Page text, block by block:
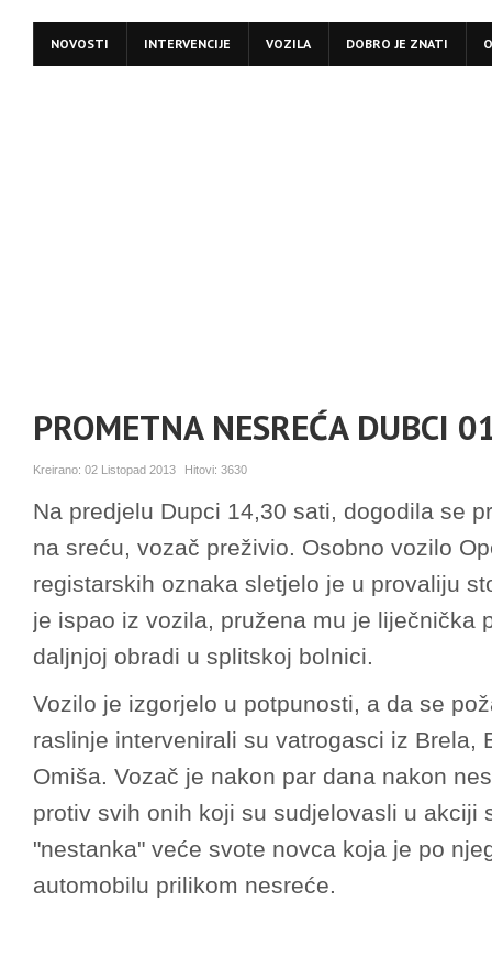
NOVOSTI INTERVENCIJE VOZILA DOBRO JE ZNATI
PROMETNA NESREĆA DUBCI
Kreirano: 02 Listopad 2013 Hitovi: 3630
Na predjelu Dupci 14,30 sati, dogodila se
na sreću, vozač preživio. Osobno vozilo
registarskih oznaka sletjelo je u provaliju
je ispao iz vozila, pružena mu je liječnička
daljnjoj obradi u splitskoj bolnici.
Vozilo je izgorjelo u potpunosti, a da se
raslinje intervenirali su vatrogasci iz Brela,
Omiša. Vozač je nakon par dana nakon
protiv svih onih koji su sudjelovasli u akciji
"nestanka" veće svote novca koja je po
automobilu prilikom nesreće.